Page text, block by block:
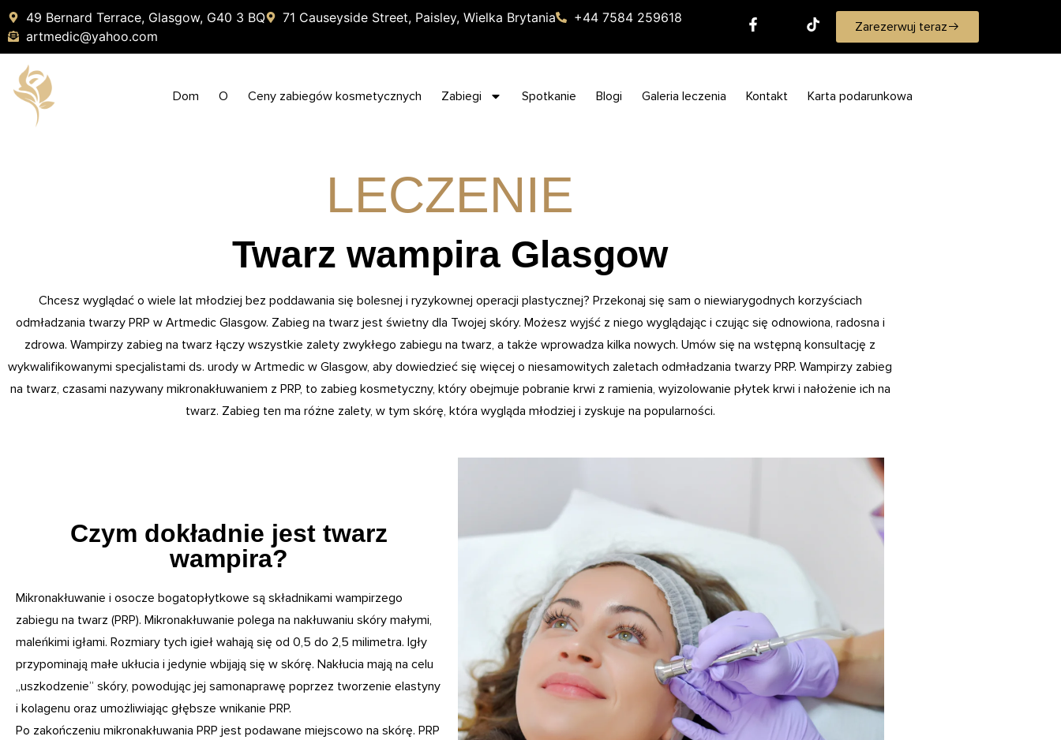
49 Bernard Terrace, Glasgow, G40 3 BQ 71 Causeyside Street, Paisley, Wielka Brytania
+44 7584 259618
artmedic@yahoo.com
Zarezerwuj teraz
Dom O Ceny zabiegów kosmetycznych Zabiegi Spotkanie Blogi Galeria leczenia Kontakt Karta podarunkowa
LECZENIE
Twarz wampira Glasgow
Chcesz wyglądać o wiele lat młodziej bez poddawania się bolesnej i ryzykownej operacji plastycznej? Przekonaj się sam o niewiarygodnych korzyściach
odmładzania twarzy PRP w Artmedic Glasgow. Zabieg na twarz jest świetny dla Twojej skóry. Możesz wyjść z niego wyglądając i czując się odnowiona, radosna i
zdrowa. Wampirzy zabieg na twarz łączy wszystkie zalety zwykłego zabiegu na twarz, a także wprowadza kilka nowych. Umów się na wstępną konsultację z
wykwalifikowanymi specjalistami ds. urody w Artmedic w Glasgow, aby dowiedzieć się więcej o niesamowitych zaletach odmładzania twarzy PRP. Wampirzy zabieg
na twarz, czasami nazywany mikronakłuwaniem z PRP, to zabieg kosmetyczny, który obejmuje pobranie krwi z ramienia, wyizolowanie płytek krwi i nałożenie ich na
twarz. Zabieg ten ma różne zalety, w tym skórę, która wygląda młodziej i zyskuje na popularności.
Czym dokładnie jest twarz
wampira?
Mikronakłuwanie i osocze bogatopłytkowe są składnikami wampirzego
zabiegu na twarz (PRP). Mikronakłuwanie polega na nakłuwaniu skóry małymi,
maleńkimi igłami. Rozmiary tych igieł wahają się od 0,5 do 2,5 milimetra. Igły
przypominają małe ukłucia i jedynie wbijają się w skórę. Nakłucia mają na celu
„uszkodzenie” skóry, powodując jej samonaprawę poprzez tworzenie elastyny
i kolagenu oraz umożliwiając głębsze wnikanie PRP.
Po zakończeniu mikronakłuwania PRP jest podawane miejscowo na skórę. PRP